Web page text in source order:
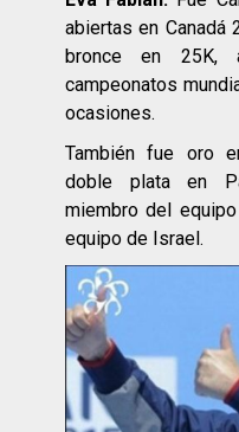
abiertas en Canadá
bronce en 25K,
campeonatos
ocasiones.
También fue oro
doble plata en
miembro del
equipo de Israel.